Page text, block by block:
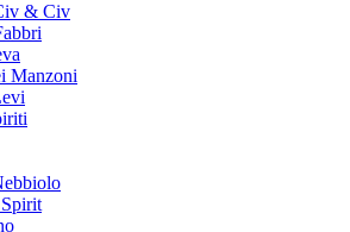
& Civ
Manzoni
Spirit